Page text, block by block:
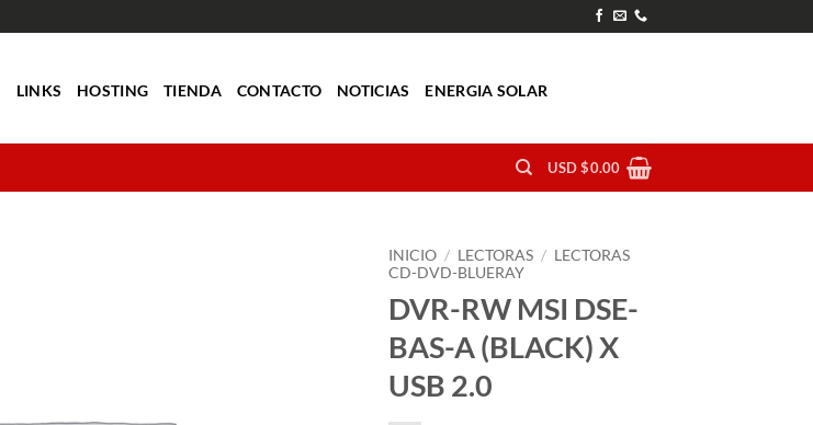
LINKS HOSTING TIENDA CONTACTO NOTICIAS ENERGIA SOLAR
USD $0.00
INICIO / LECTORAS / LECTORAS
CD-DVD-BLUERAY
DVR-RW MSI DSE-
BAS-A (BLACK) X
USB 2.0